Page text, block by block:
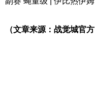
（文章来源：战觉城官方